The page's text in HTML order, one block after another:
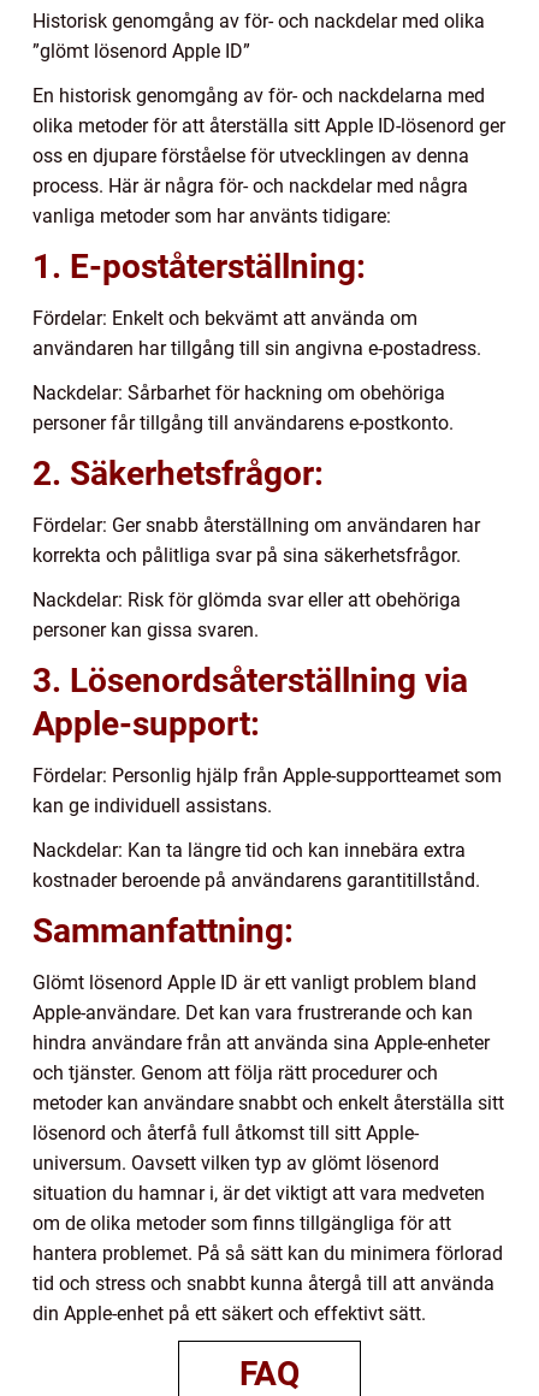
Historisk genomgång av för- och nackdelar med olika
”glömt lösenord Apple ID”
En historisk genomgång av för- och nackdelarna med
olika metoder för att återställa sitt Apple ID-lösenord ger
oss en djupare förståelse för utvecklingen av denna
process. Här är några för- och nackdelar med några
vanliga metoder som har använts tidigare:
1. E-poståterställning:
Fördelar: Enkelt och bekvämt att använda om
användaren har tillgång till sin angivna e-postadress.
Nackdelar: Sårbarhet för hackning om obehöriga
personer får tillgång till användarens e-postkonto.
2. Säkerhetsfrågor:
Fördelar: Ger snabb återställning om användaren har
korrekta och pålitliga svar på sina säkerhetsfrågor.
Nackdelar: Risk för glömda svar eller att obehöriga
personer kan gissa svaren.
3. Lösenordsåterställning via
Apple-support:
Fördelar: Personlig hjälp från Apple-supportteamet som
kan ge individuell assistans.
Nackdelar: Kan ta längre tid och kan innebära extra
kostnader beroende på användarens garantitillstånd.
Sammanfattning:
Glömt lösenord Apple ID är ett vanligt problem bland
Apple-användare. Det kan vara frustrerande och kan
hindra användare från att använda sina Apple-enheter
och tjänster. Genom att följa rätt procedurer och
metoder kan användare snabbt och enkelt återställa sitt
lösenord och återfå full åtkomst till sitt Apple-
universum. Oavsett vilken typ av glömt lösenord
situation du hamnar i, är det viktigt att vara medveten
om de olika metoder som finns tillgängliga för att
hantera problemet. På så sätt kan du minimera förlorad
tid och stress och snabbt kunna återgå till att använda
din Apple-enhet på ett säkert och effektivt sätt.
FAQ